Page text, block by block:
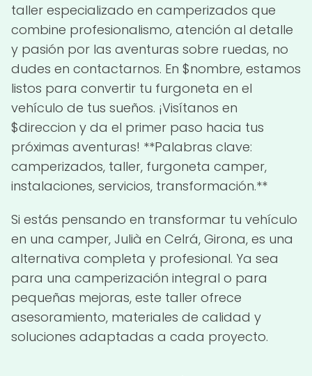
taller especializado en camperizados que
combine profesionalismo, atención al detalle
y pasión por las aventuras sobre ruedas, no
dudes en contactarnos. En $nombre, estamos
listos para convertir tu furgoneta en el
vehículo de tus sueños. ¡Visítanos en
$direccion y da el primer paso hacia tus
próximas aventuras! **Palabras clave:
camperizados, taller, furgoneta camper,
instalaciones, servicios, transformación.**
Si estás pensando en transformar tu vehículo
en una camper, Julià en Celrá, Girona, es una
alternativa completa y profesional. Ya sea
para una camperización integral o para
pequeñas mejoras, este taller ofrece
asesoramiento, materiales de calidad y
soluciones adaptadas a cada proyecto.